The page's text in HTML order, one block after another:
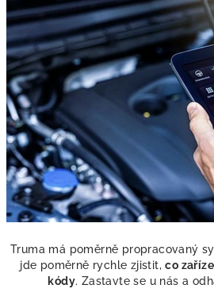
Truma má poměrně propracovaný
jde poměrně rychle zjistit,co
kódy. Zastavte se u nás a